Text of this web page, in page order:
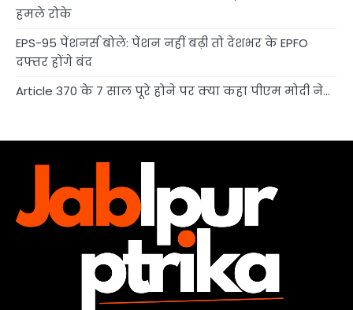
हमले रोके
EPS-95 पेंशनर्स बोले: पेंशन नहीं बढ़ी तो देशभर के EPFO
दफ्तर होंगे बंद
Article 370 के 7 साल पूरे होने पर क्या कहा पीएम मोदी ने…